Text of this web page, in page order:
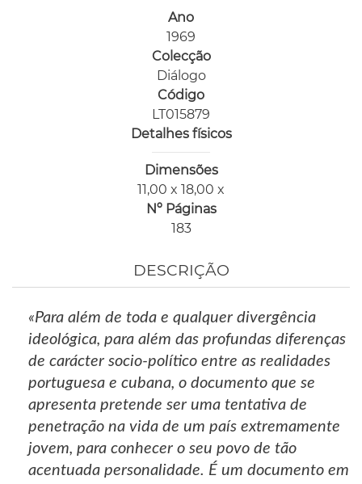
Ano
1969
Colecção
Diálogo
Código
LT015879
Detalhes físicos
Dimensões
11,00 x 18,00 x
Nº Páginas
183
DESCRIÇÃO
«Para além de toda e qualquer divergência
ideológica, para além das profundas diferenças
de carácter socio-político entre as realidades
portuguesa e cubana, o documento que se
apresenta pretende ser uma tentativa de
penetração na vida de um país extremamente
jovem, para conhecer o seu povo de tão
acentuada personalidade. É um documento em